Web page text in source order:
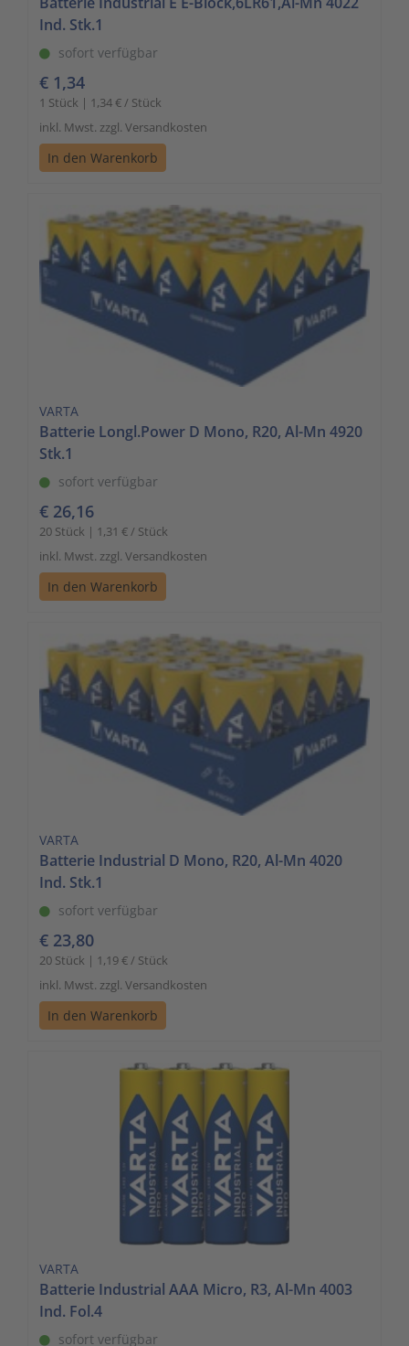
Ind. Stk.1
sofort verfügbar
€ 1,34
1 Stück | 1,34 € / Stück
inkl. Mwst. zzgl. Versandkosten
In den Warenkorb
VARTA
Batterie Longl.Power D Mono, R20, Al-Mn 4920
Stk.1
sofort verfügbar
€ 26,16
20 Stück | 1,31 € / Stück
inkl. Mwst. zzgl. Versandkosten
In den Warenkorb
VARTA
Batterie Industrial D Mono, R20, Al-Mn 4020
Ind. Stk.1
sofort verfügbar
€ 23,80
20 Stück | 1,19 € / Stück
inkl. Mwst. zzgl. Versandkosten
In den Warenkorb
VARTA
Batterie Industrial AAA Micro, R3, Al-Mn 4003
Ind. Fol.4
sofort verfügbar